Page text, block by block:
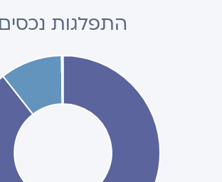
התפלגות נכסים